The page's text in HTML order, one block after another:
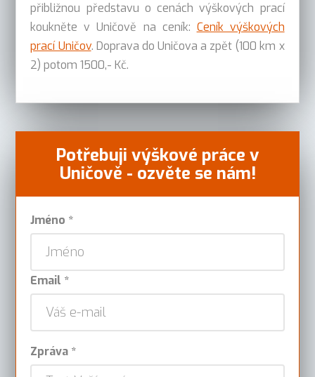
přibližnou představu o cenách výškových prací
koukněte v Uničově na ceník: Ceník výškových
prací Uničov. Doprava do Uničova a zpět (100 km x
2) potom 1500,- Kč.
Potřebuji výškové práce v
Uničově - ozvěte se nám!
Jméno *
Email *
Zpráva *